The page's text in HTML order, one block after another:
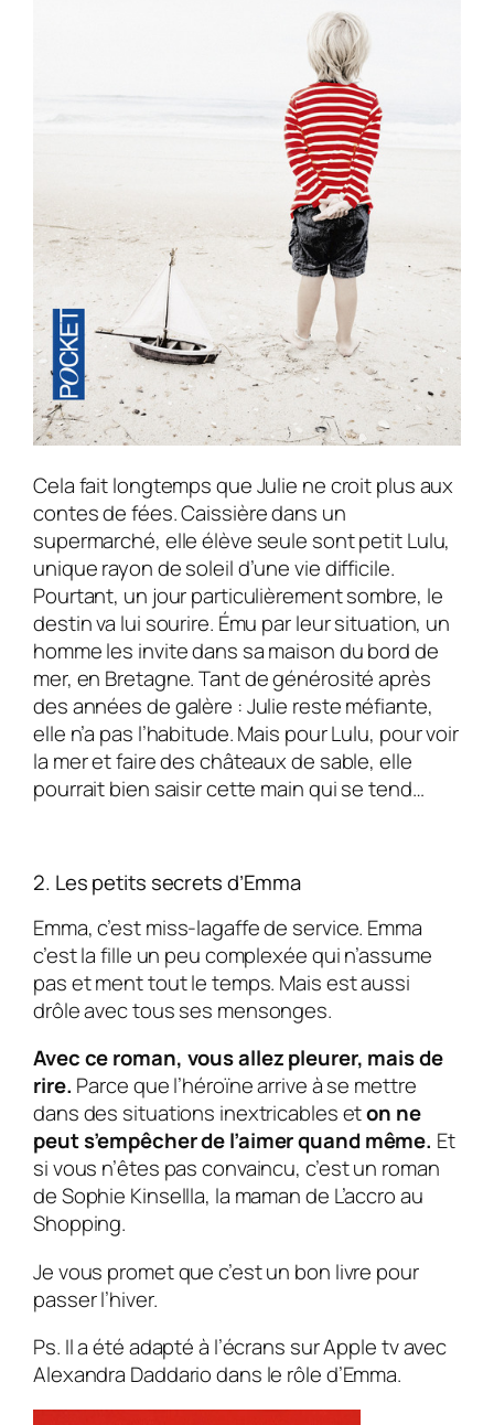
Cela fait longtemps que Julie ne croit plus aux
contes de fées. Caissière dans un
supermarché, elle élève seule sont petit Lulu,
unique rayon de soleil d’une vie difficile.
Pourtant, un jour particulièrement sombre, le
destin va lui sourire. Ému par leur situation, un
homme les invite dans sa maison du bord de
mer, en Bretagne. Tant de générosité après
des années de galère : Julie reste méfiante,
elle n’a pas l’habitude. Mais pour Lulu, pour voir
la mer et faire des châteaux de sable, elle
pourrait bien saisir cette main qui se tend…
2. Les petits secrets d’Emma
Emma, c’est miss-lagaffe de service. Emma
c’est la fille un peu complexée qui n’assume
pas et ment tout le temps. Mais est aussi
drôle avec tous ses mensonges.
Avec ce roman, vous allez pleurer, mais de
rire. Parce que l’héroïne arrive à se mettre
dans des situations inextricables eton ne
peut s’empêcher de l’aimer quand même. Et
si vous n’êtes pas convaincu, c’est un roman
de Sophie Kinsellla, la maman de L’accro au
Shopping.
Je vous promet que c’est un bon livre pour
passer l’hiver.
Ps. Il a été adapté à l’écrans sur Apple tv avec
Alexandra Daddario dans le rôle d’Emma.